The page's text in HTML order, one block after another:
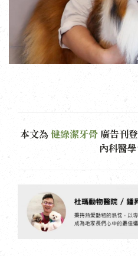
本文為健綠潔牙骨 廣告刊
內科醫